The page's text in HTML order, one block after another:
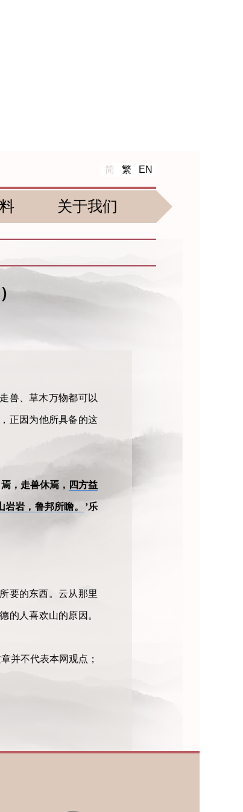
简 繁 EN
关于我们
兽、草木万物都可以
正因为他所具备的这
焉，走兽休焉， 四方益
岩岩，鲁邦所瞻。 ’乐
要的东西。云从那里
的人喜欢山的原因。
并不代表本网观点；